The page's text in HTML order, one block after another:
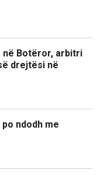
në Botëror, arbitri
drejtësi në
ndodh me